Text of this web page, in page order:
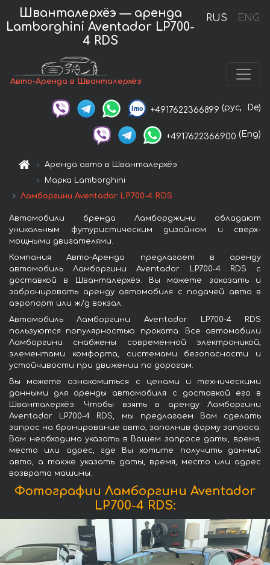
RUS ENG
Шванталерхёэ — аренда
Lamborghini Aventador LP700-
4 RDS
Авто-Аренда в Шванталерхёэ
+4917622366899 (рус, De)
+4917622366900 (Eng)
Аренда авто в Шванталерхёэ
Марка Lamborghini
Ламборгини Aventador LP700-4 RDS
Автомобили бренда Ламборджини обладают
уникальным футуристическим дизайном и сверх-
мощными двигателями.
Компания Авто-Аренда предлагает в аренду
автомобиль Ламборгини Aventador LP700-4 RDS с
доставкой в Шванталерхёэ. Вы можете заказать и
забронировать аренду автомобиля с подачей авто в
аэропорт или ж/д вокзал.
Автомобиль Ламборгини Aventador LP700-4 RDS
пользуются популярностью проката. Все автомобили
Ламборгини снабжены современной электроникой,
элементами комфорта, системами безопасности и
устойчивости при движении по дорогам.
Вы можете ознакомиться с ценами и техническими
данными для аренды автомобиля с доставкой его в
Шванталерхёэ. Чтобы взять в аренду Ламборгини
Aventador LP700-4 RDS, мы предлагаем Вам сделать
запрос на бронирование авто, заполнив форму запроса.
Вам необходимо указать в Вашем запросе даты, время,
место или адрес, где Вы хотите получить данный
авто, а также указать даты, время, место или адрес
возврата машины.
Фотографии Ламборгини Aventador
LP700-4 RDS: